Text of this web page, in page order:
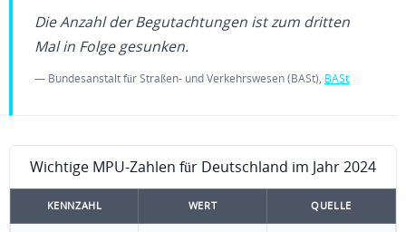
Die Anzahl der Begutachtungen ist zum dritten
Mal in Folge gesunken.
— Bundesanstalt für Straßen- und Verkehrswesen (BASt), BASt
Wichtige MPU-Zahlen für Deutschland im Jahr 2024
KENNZAHL WERT QUELLE